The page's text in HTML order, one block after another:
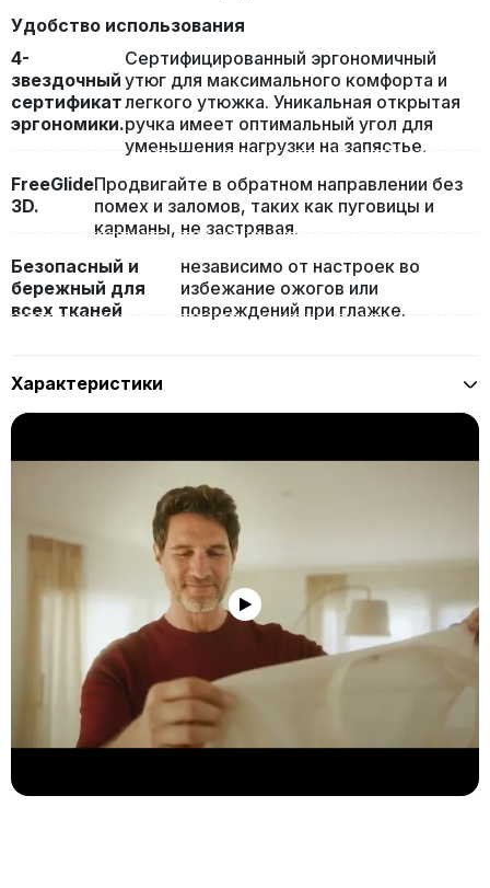
Удобство использования
4-
звездочный
сертификат
эргономики.
Сертифицированный эргономичный
утюг для максимального комфорта и
легкого утюжка. Уникальная открытая
ручка имеет оптимальный угол для
уменьшения нагрузки на запястье.
FreeGlide
3D.
Продвигайте в обратном направлении без
помех и заломов, таких как пуговицы и
карманы, не застрявая.
Безопасный и
бережный для
всех тканей
независимо от настроек во
избежание ожогов или
повреждений при глажке.
Характеристики